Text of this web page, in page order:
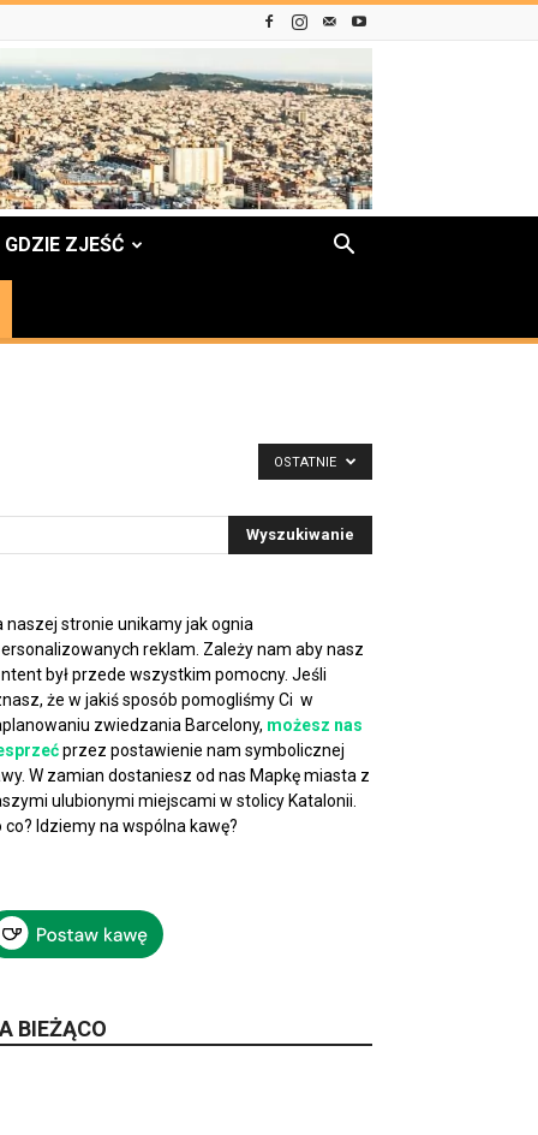
GDZIE ZJEŚĆ
OSTATNIE
naszej stronie unikamy jak ognia
reklam. Zależy nam aby nasz
był przede wszystkim pomocny. Jeśli
że w jakiś sposób pomogliśmy Ci w
zwiedzania Barcelony, możesz nas
przez postawienie nam symbolicznej
W zamian dostaniesz od nas Mapkę miasta z
ulubionymi miejscami w stolicy Katalonii.
co? Idziemy na wspólna kawę?
BIEŻĄCO